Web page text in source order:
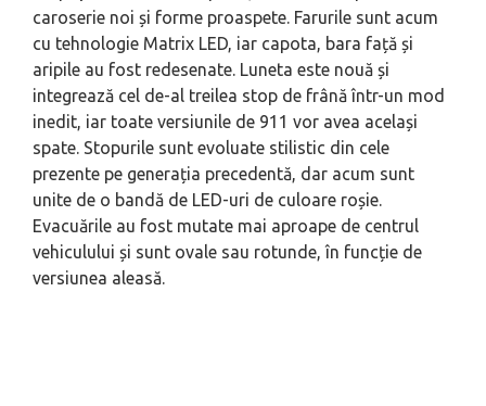
caroserie noi și forme proaspete. Farurile sunt acum
cu tehnologie Matrix LED, iar capota, bara față și
aripile au fost redesenate. Luneta este nouă și
integrează cel de-al treilea stop de frână într-un mod
inedit, iar toate versiunile de 911 vor avea același
spate. Stopurile sunt evoluate stilistic din cele
prezente pe generația precedentă, dar acum sunt
unite de o bandă de LED-uri de culoare roșie.
Evacuările au fost mutate mai aproape de centrul
vehiculului și sunt ovale sau rotunde, în funcție de
versiunea aleasă.